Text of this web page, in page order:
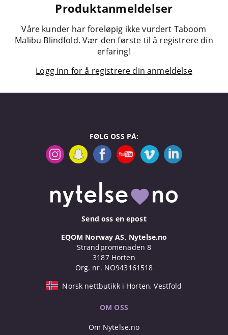
Produktanmeldelser
Våre kunder har foreløpig ikke vurdert Taboom
Malibu Blindfold. Vær den første til å registrere din
erfaring!
Logg inn for å registrere din anmeldelse
FØLG OSS PÅ:
Send oss en epost
EQOM Norway AS, Nytelse.no
Strandpromenaden 8
3187 Horten
Org. nr. NO943161518
Norsk nettbutikk i Horten, Vestfold
OM OSS
Om Nytelse.no